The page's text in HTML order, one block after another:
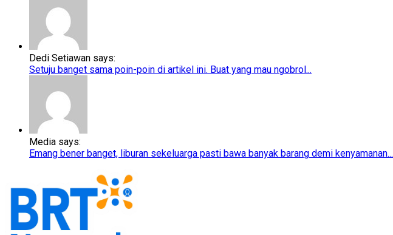
Dedi Setiawan says:
Setuju banget sama poin-poin di artikel ini. Buat yang mau ngobrol...
Media says:
Emang bener banget, liburan sekeluarga pasti bawa banyak barang demi kenyamanan...